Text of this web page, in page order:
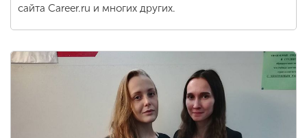
сайта Career.ru и многих других.